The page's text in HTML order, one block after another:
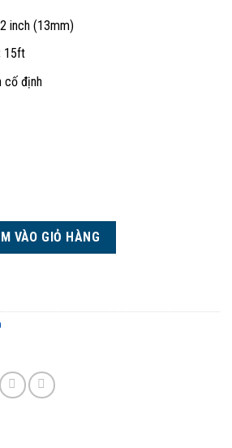
inch (13mm)
15ft
cố định
lượng
VÀO GIỎ HÀNG